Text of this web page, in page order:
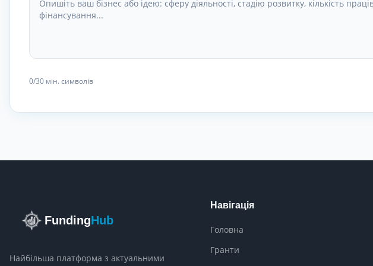
0/30 мін. символів
FundingHub
Найбільша платформа з актуальними
Навігація
Головна
Гранти